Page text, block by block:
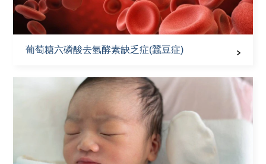
葡萄糖六磷酸去氫酵素缺乏症(蠶豆症)